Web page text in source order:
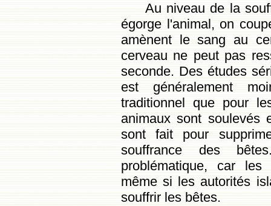
Au niveau de la
égorge l'animal, on
amènent le sang au
cerveau ne peut pas
seconde. Des études
est généralement
traditionnel que pour
animaux sont soulevés
sont fait pour
souffrance des
problématique, car
même si les autorités
souffrir les bêtes.